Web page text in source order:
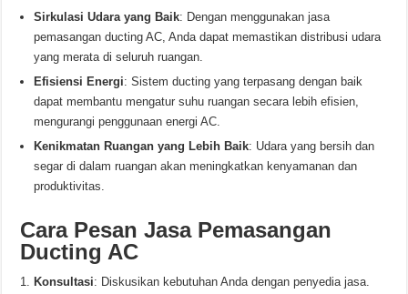
Sirkulasi Udara yang Baik: Dengan menggunakan jasa
pemasangan ducting AC, Anda dapat memastikan distribusi udara
yang merata di seluruh ruangan.
Efisiensi Energi: Sistem ducting yang terpasang dengan baik
dapat membantu mengatur suhu ruangan secara lebih efisien,
mengurangi penggunaan energi AC.
Kenikmatan Ruangan yang Lebih Baik: Udara yang bersih dan
segar di dalam ruangan akan meningkatkan kenyamanan dan
produktivitas.
Cara Pesan Jasa Pemasangan
Ducting AC
Konsultasi: Diskusikan kebutuhan Anda dengan penyedia jasa.